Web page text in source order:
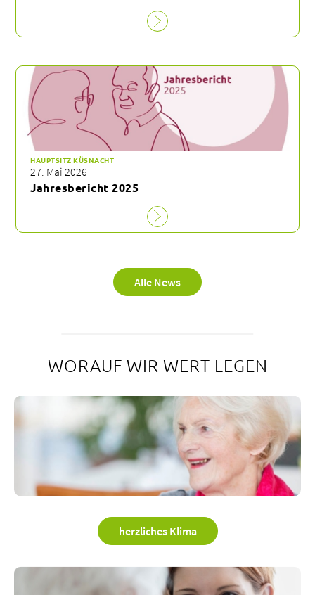
HAUPTSITZ KÜSNACHT
27. Mai 2026
Jahresbericht 2025
Alle News
WORAUF WIR WERT LEGEN
herzliches Klima